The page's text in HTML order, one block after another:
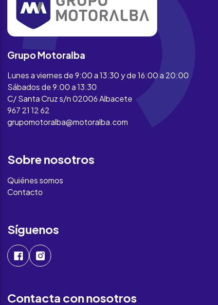
Grupo Motoralba
Lunes a viernes de 9:00 a 13:30 y de 16:00 a 20:00
Sábados de 9:00 a 13:30
C/ Santa Cruz s/n 02006 Albacete
967 21 12 62
grupomotoralba@motoralba.com
Sobre nosotros
Quiénes somos
Contacto
Síguenos
Contacta con nosotros